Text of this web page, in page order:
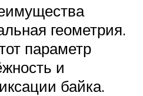
геометрия.
параметр
и
байка.